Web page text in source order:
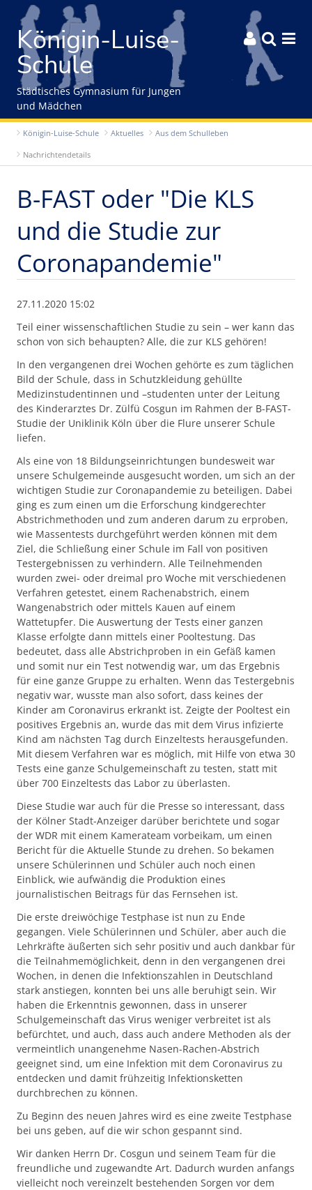
Gleich zum Inhalt der Seite springen
Königin-Luise-
Schule
  
Städtisches Gymnasium für Jungen
und Mädchen
Königin-Luise-Schule Aktuelles Aus dem Schulleben
Nachrichtendetails
B-FAST oder "Die KLS
und die Studie zur
Coronapandemie"
27.11.2020 15:02
Teil einer wissenschaftlichen Studie zu sein – wer kann das
schon von sich behaupten? Alle, die zur KLS gehören!
In den vergangenen drei Wochen gehörte es zum täglichen
Bild der Schule, dass in Schutzkleidung gehüllte
Medizinstudentinnen und –studenten unter der Leitung
des Kinderarztes Dr. Zülfü Cosgun im Rahmen der B-FAST-
Studie der Uniklinik Köln über die Flure unserer Schule
liefen.
Als eine von 18 Bildungseinrichtungen bundesweit war
unsere Schulgemeinde ausgesucht worden, um sich an der
wichtigen Studie zur Coronapandemie zu beteiligen. Dabei
ging es zum einen um die Erforschung kindgerechter
Abstrichmethoden und zum anderen darum zu erproben,
wie Massentests durchgeführt werden können mit dem
Ziel, die Schließung einer Schule im Fall von positiven
Testergebnissen zu verhindern. Alle Teilnehmenden
wurden zwei- oder dreimal pro Woche mit verschiedenen
Verfahren getestet, einem Rachenabstrich, einem
Wangenabstrich oder mittels Kauen auf einem
Wattetupfer. Die Auswertung der Tests einer ganzen
Klasse erfolgte dann mittels einer Pooltestung. Das
bedeutet, dass alle Abstrichproben in ein Gefäß kamen
und somit nur ein Test notwendig war, um das Ergebnis
für eine ganze Gruppe zu erhalten. Wenn das Testergebnis
negativ war, wusste man also sofort, dass keines der
Kinder am Coronavirus erkrankt ist. Zeigte der Pooltest ein
positives Ergebnis an, wurde das mit dem Virus infizierte
Kind am nächsten Tag durch Einzeltests herausgefunden.
Mit diesem Verfahren war es möglich, mit Hilfe von etwa 30
Tests eine ganze Schulgemeinschaft zu testen, statt mit
über 700 Einzeltests das Labor zu überlasten.
Diese Studie war auch für die Presse so interessant, dass
der Kölner Stadt-Anzeiger darüber berichtete und sogar
der WDR mit einem Kamerateam vorbeikam, um einen
Bericht für die Aktuelle Stunde zu drehen. So bekamen
unsere Schülerinnen und Schüler auch noch einen
Einblick, wie aufwändig die Produktion eines
journalistischen Beitrags für das Fernsehen ist.
Die erste dreiwöchige Testphase ist nun zu Ende
gegangen. Viele Schülerinnen und Schüler, aber auch die
Lehrkräfte äußerten sich sehr positiv und auch dankbar für
die Teilnahmemöglichkeit, denn in den vergangenen drei
Wochen, in denen die Infektionszahlen in Deutschland
stark anstiegen, konnten bei uns alle beruhigt sein. Wir
haben die Erkenntnis gewonnen, dass in unserer
Schulgemeinschaft das Virus weniger verbreitet ist als
befürchtet, und auch, dass auch andere Methoden als der
vermeintlich unangenehme Nasen-Rachen-Abstrich
geeignet sind, um eine Infektion mit dem Coronavirus zu
entdecken und damit frühzeitig Infektionsketten
durchbrechen zu können.
Zu Beginn des neuen Jahres wird es eine zweite Testphase
bei uns geben, auf die wir schon gespannt sind.
Wir danken Herrn Dr. Cosgun und seinem Team für die
freundliche und zugewandte Art. Dadurch wurden anfangs
vielleicht noch vereinzelt bestehenden Sorgen vor dem